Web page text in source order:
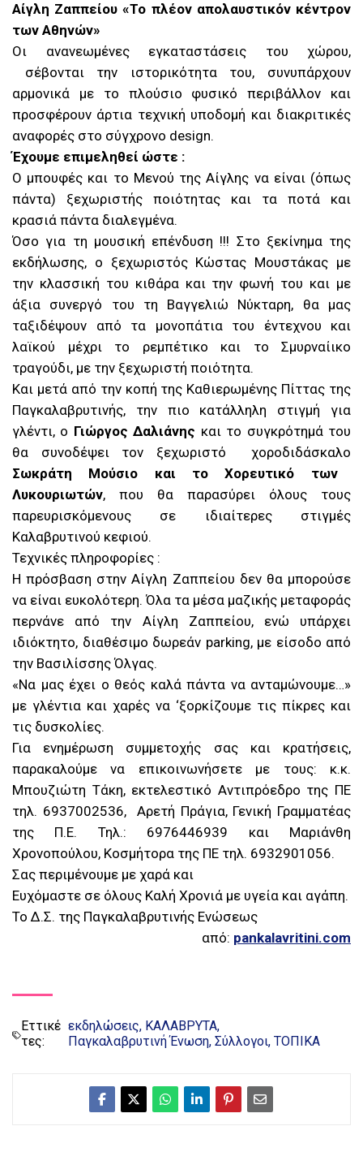
Αίγλη Ζαππείου «Το πλέον απολαυστικόν κέντρον
των Αθηνών»
Οι ανανεωμένες εγκαταστάσεις του χώρου,
σέβονται την ιστορικότητα του, συνυπάρχουν
αρμονικά με το πλούσιο φυσικό περιβάλλον και
προσφέρουν άρτια τεχνική υποδομή και διακριτικές
αναφορές στο σύγχρονο design.
Έχουμε επιμεληθεί ώστε :
Ο μπουφές και το Μενού της Αίγλης να είναι (όπως
πάντα) ξεχωριστής ποιότητας και τα ποτά και
κρασιά πάντα διαλεγμένα.
Όσο για τη μουσική επένδυση !!! Στο ξεκίνημα της
εκδήλωσης, ο ξεχωριστός Κώστας Μουστάκας με
την κλασσική του κιθάρα και την φωνή του και με
άξια συνεργό του τη Βαγγελιώ Νύκταρη, θα μας
ταξιδέψουν από τα μονοπάτια του έντεχνου και
λαϊκού μέχρι το ρεμπέτικο και το Σμυρναίικο
τραγούδι, με την ξεχωριστή ποιότητα.
Και μετά από την κοπή της Καθιερωμένης Πίττας της
Παγκαλαβρυτινής, την πιο κατάλληλη στιγμή για
γλέντι, ο Γιώργος Δαλιάνης και το συγκρότημά του
θα συνοδέψει τον ξεχωριστό χοροδιδάσκαλο
Σωκράτη Μούσιο και το Χορευτικό των
Λυκουριωτών, που θα παρασύρει όλους τους
παρευρισκόμενους σε ιδιαίτερες στιγμές
Καλαβρυτινού κεφιού.
Τεχνικές πληροφορίες :
Η πρόσβαση στην Αίγλη Ζαππείου δεν θα μπορούσε
να είναι ευκολότερη. Όλα τα μέσα μαζικής μεταφοράς
περνάνε από την Αίγλη Ζαππείου, ενώ υπάρχει
ιδιόκτητο, διαθέσιμο δωρεάν parking, με είσοδο από
την Βασιλίσσης Όλγας.
«Να μας έχει ο θεός καλά πάντα να ανταμώνουμε…»
με γλέντια και χαρές να ‘ξορκίζουμε τις πίκρες και
τις δυσκολίες.
Για ενημέρωση συμμετοχής σας και κρατήσεις,
παρακαλούμε να επικοινωνήσετε με τους: κ.κ.
Μπουζιώτη Τάκη, εκτελεστικό Αντιπρόεδρο της ΠΕ
τηλ. 6937002536, Αρετή Πράγια, Γενική Γραμματέας
της Π.Ε. Τηλ.: 6976446939 και Μαριάνθη
Χρονοπούλου, Κοσμήτορα της ΠΕ τηλ. 6932901056.
Σας περιμένουμε με χαρά και
Ευχόμαστε σε όλους Καλή Χρονιά με υγεία και αγάπη.
Το Δ.Σ. της Παγκαλαβρυτινής Ενώσεως
από: pankalavritini.com
Εττικέ
τες:
εκδηλώσεις ΚΑΛΑΒΡΥΤΑ
Παγκαλαβρυτινή Ένωση Σύλλογοι ΤΟΠΙΚΑ